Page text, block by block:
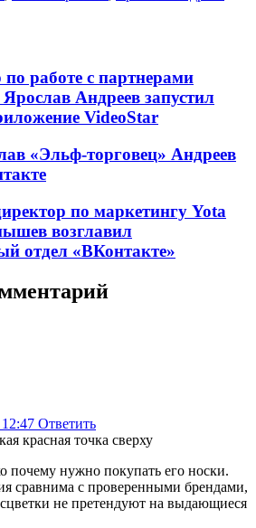
по работе с партнерами
Андреев запустил
VideoStar
«Эльф-торговец» Андреев
по маркетингу Yota
возглавил
отдел «ВКонтакте»
Ответить
красная точка сверху
почему нужно покупать его носки.
сравнима с проверенными брендами,
не претендуют на выдающиеся